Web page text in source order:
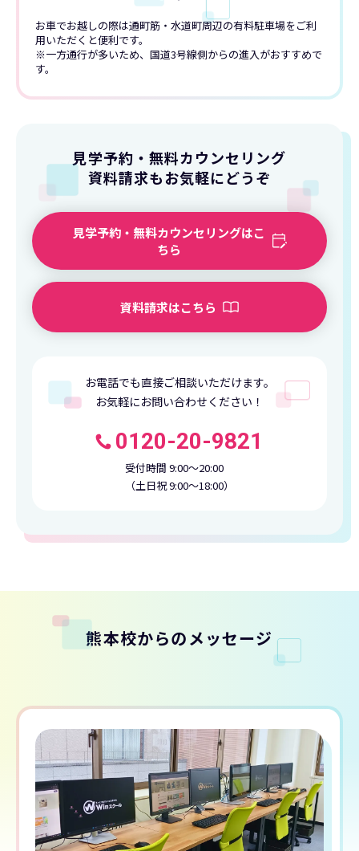
お車でお越しの際は通町筋・水道町周辺の有料駐車場をご利
用いただくと便利です。
※一方通行が多いため、国道3号線側からの進入がおすすめで
す。
見学予約・無料カウンセリング
資料請求もお気軽にどうぞ
見学予約・無料カウンセリングはこ
ちら
資料請求はこちら
お電話でも直接ご相談いただけます。
お気軽にお問い合わせください！
0120-20-9821
受付時間 9:00〜20:00
（土日祝 9:00〜18:00）
熊本校からのメッセージ